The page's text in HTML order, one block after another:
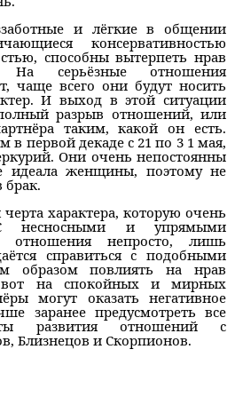
и лёгкие в общении
консервативностью
способны вытерпеть нрав
На серьёзные отношения
чаще всего они будут носить
И выход в этой ситуации
разрыв отношений, или
таким, какой он есть.
первой декаде с 21 по 3 1 мая,
Они очень непостоянны
идеала женщины, поэтому не
брак.
характера, которую очень
несносными и упрямыми
отношения непросто, лишь
справиться с подобными
образом повлиять на нрав
на спокойных и мирных
могут оказать негативное
заранее предусмотреть все
развития отношений с
Близнецов и Скорпионов.